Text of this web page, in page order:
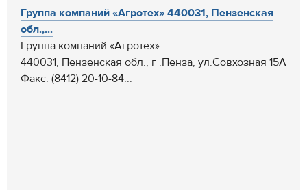
Группа компаний «Агротех» 440031, Пензенская
обл.,...
Группа компаний «Агротех»
440031, Пензенская обл., г .Пенза, ул.Совхозная 15А
Факс: (8412) 20-10-84...